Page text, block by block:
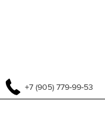
+7 (905) 779-99-53